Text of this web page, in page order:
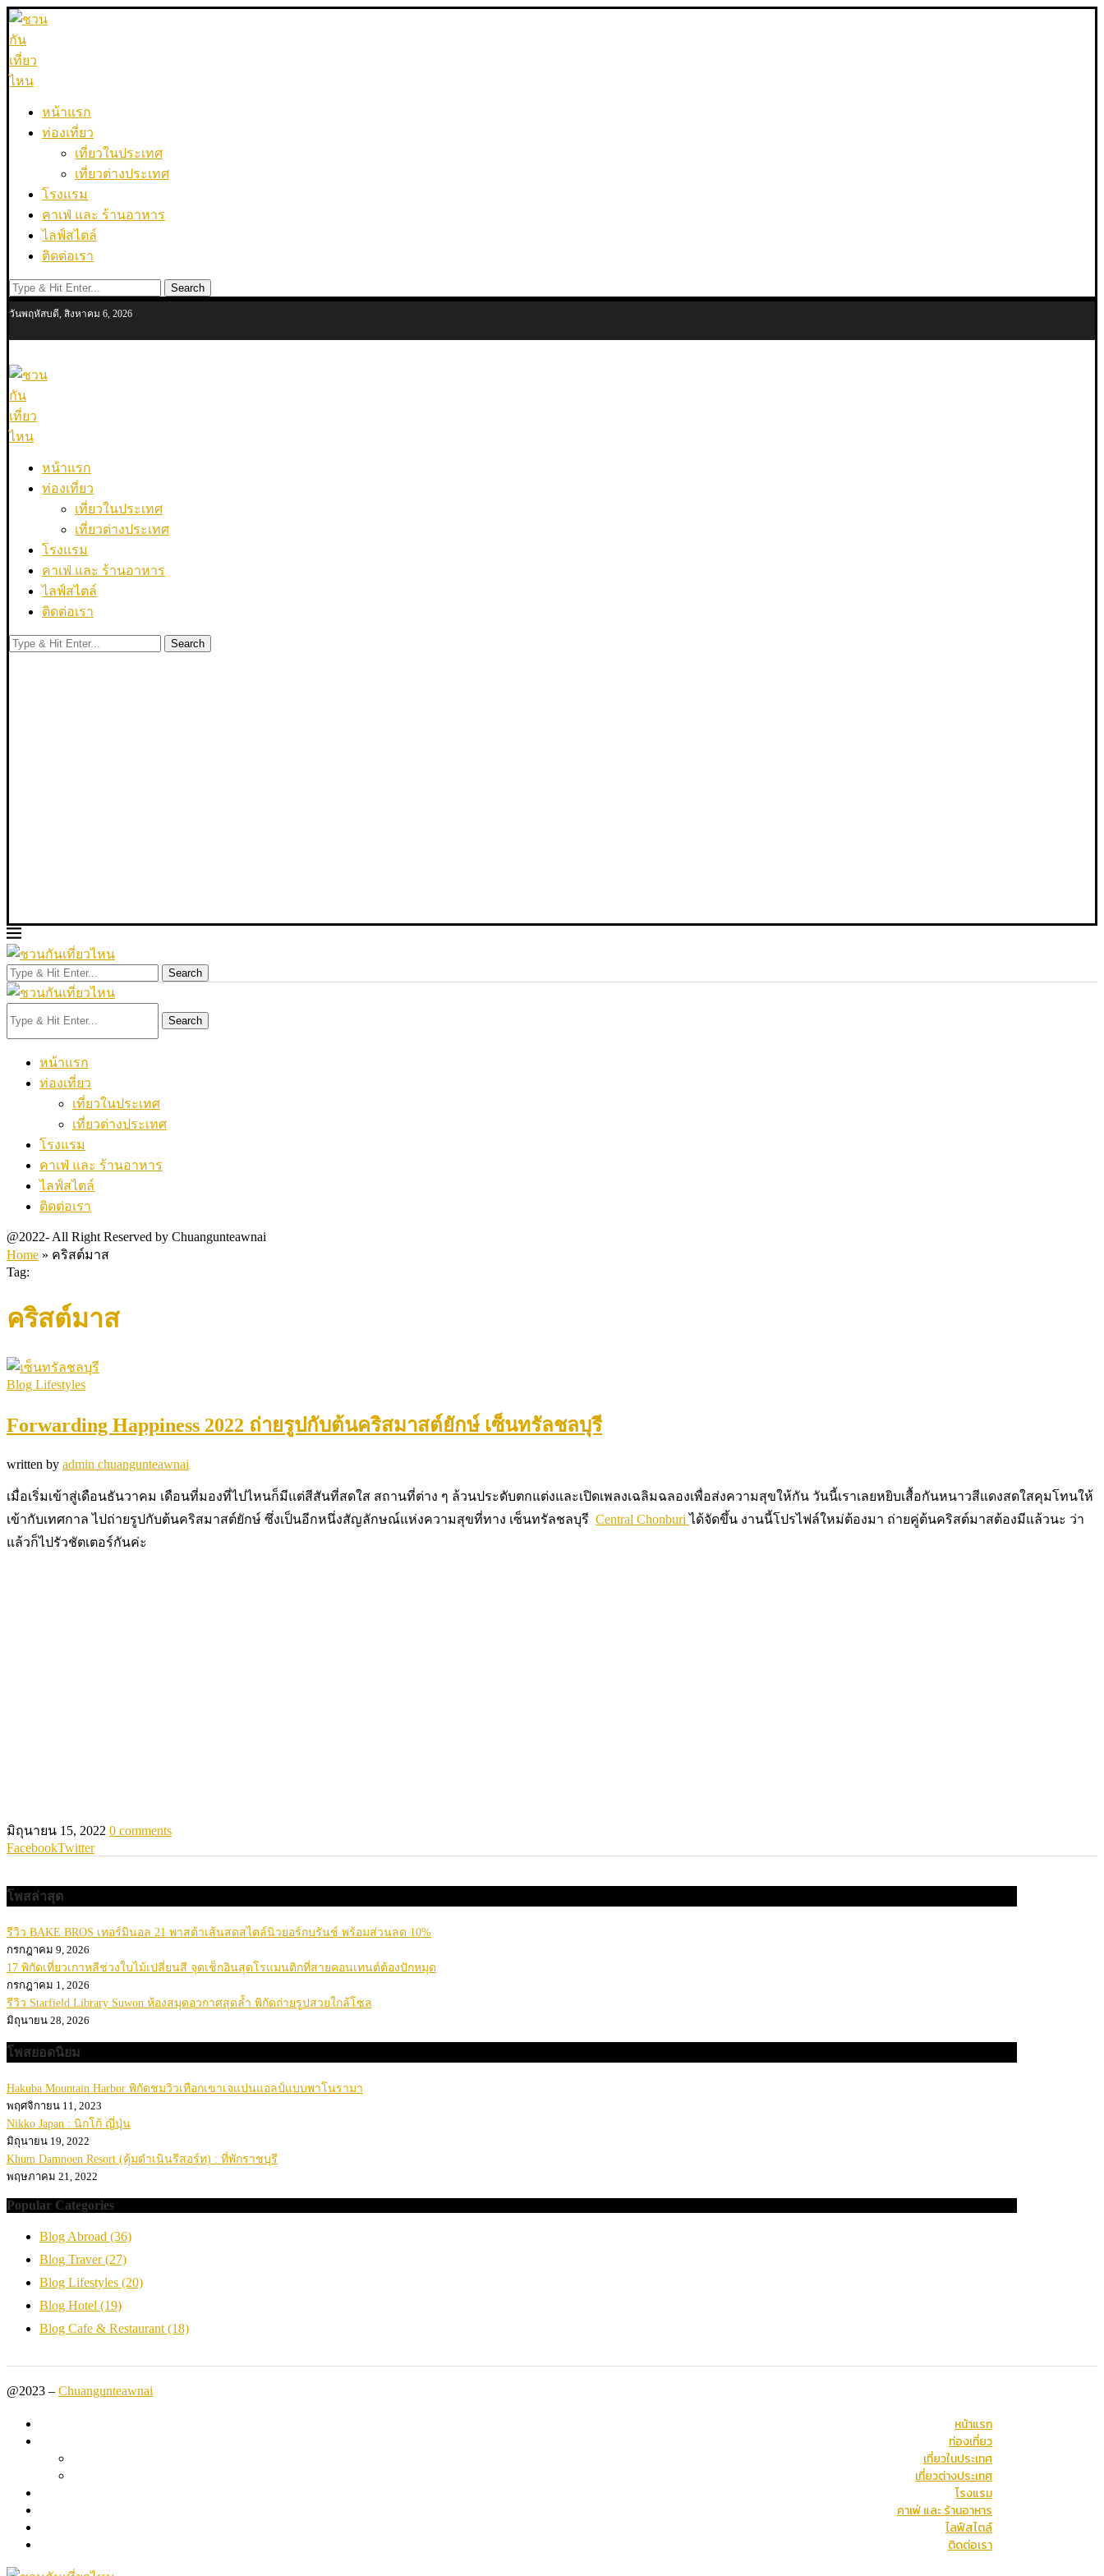
หน้าแรก
ท่องเที่ยว
เที่ยวในประเทศ
เที่ยวต่างประเทศ
โรงแรม
คาเฟ่ และ ร้านอาหาร
ไลฟ์สไตล์
ติดต่อเรา
Search
วันพฤหัสบดี, สิงหาคม 6, 2026
หน้าแรก
ท่องเที่ยว
เที่ยวในประเทศ
เที่ยวต่างประเทศ
โรงแรม
คาเฟ่ และ ร้านอาหาร
ไลฟ์สไตล์
ติดต่อเรา
Search
Search
Search
หน้าแรก
ท่องเที่ยว
เที่ยวในประเทศ
เที่ยวต่างประเทศ
โรงแรม
คาเฟ่ และ ร้านอาหาร
ไลฟ์สไตล์
ติดต่อเรา
@2022- All Right Reserved by Chuangunteawnai
Home » คริสต์มาส
Tag:
คริสต์มาส
Blog Lifestyles
Forwarding Happiness 2022 ถ่ายรูปกับต้นคริสมาสต์ยักษ์ เซ็นทรัลชลบุรี
written by admin chuangunteawnai
เมื่อเริ่มเข้าสู่เดือนธันวาคม เดือนที่มองที่ไปไหนก็มีแต่สีสันที่สดใส สถานที่ต่าง ๆ ล้วนประดับตกแต่งและเปิดเพลงเฉลิมฉลองเพื่อส่งความสุขให้กัน วันนี้เราเลยหยิบเสื้อกันหนาวสีแดงสดใสคุมโทนให้
เข้ากับเทศกาล ไปถ่ายรูปกับต้นคริสมาสต์ยักษ์ ซึ่งเป็นอีกหนึ่งสัญลักษณ์แห่งความสุขที่ทาง เซ็นทรัลชลบุรี Central Chonburiได้จัดขึ้น งานนี้โปรไฟล์ใหม่ต้องมา ถ่ายคู่ต้นคริสต์มาสต้องมีแล้วนะ ว่า
แล้วก็ไปรัวชัตเตอร์กันค่ะ
มิถุนายน 15, 2022 0 comments
FacebookTwitter
โพสล่าสุด
รีวิว BAKE BROS เทอร์มินอล 21 พาสต้าเส้นสดสไตล์นิวยอร์กบรันช์ พร้อมส่วนลด 10%
กรกฎาคม 9, 2026
17 พิกัดเที่ยวเกาหลีช่วงใบไม้เปลี่ยนสี จุดเช็กอินสุดโรแมนติกที่สายคอนเทนต์ต้องปักหมุด
กรกฎาคม 1, 2026
รีวิว Starfield Library Suwon ห้องสมุดอวกาศสุดล้ำ พิกัดถ่ายรูปสวยใกล้โซล
มิถุนายน 28, 2026
โพสยอดนิยม
Hakuba Mountain Harbor พิกัดชมวิวเทือกเขาเจแปนแอลป์แบบพาโนรามา
พฤศจิกายน 11, 2023
Nikko Japan : นิกโก้ ญี่ปุ่น
มิถุนายน 19, 2022
Khum Damnoen Resort (คุ้มดำเนินรีสอร์ท) : ที่พักราชบุรี
พฤษภาคม 21, 2022
Popular Categories
Blog Abroad (36)
Blog Traver(27)
Blog Lifestyles (20)
Blog Hotel (19)
Blog Cafe & Restaurant (18)
@2023 – Chuangunteawnai
หน้าแรก
ท่องเที่ยว
เที่ยวในประเทศ
เที่ยวต่างประเทศ
โรงแรม
คาเฟ่ และ ร้านอาหาร
ไลฟ์สไตล์
ติดต่อเรา